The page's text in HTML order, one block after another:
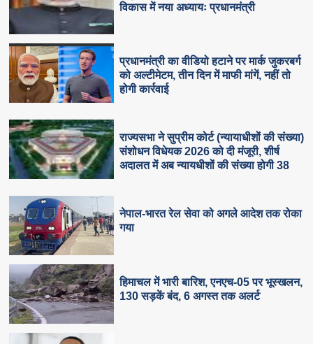
विकास में नया अध्यायः प्रधानमंत्री
प्रधानमंत्री का वीडियो हटाने पर मार्क जुकरबर्ग
को अल्टीमेटम, तीन दिन में माफी मांगें, नहीं तो
होगी कार्रवाई
राज्यसभा ने सुप्रीम कोर्ट (न्यायाधीशों की संख्या)
संशोधन विधेयक 2026 को दी मंजूरी, शीर्ष
अदालत में अब न्यायधीशों की संख्या होगी 38
नेपाल-भारत रेल सेवा को अगले आदेश तक रोका
गया
हिमाचल में भारी बारिश, एनएच-05 पर भूस्खलन,
130 सड़कें बंद, 6 अगस्त तक अलर्ट